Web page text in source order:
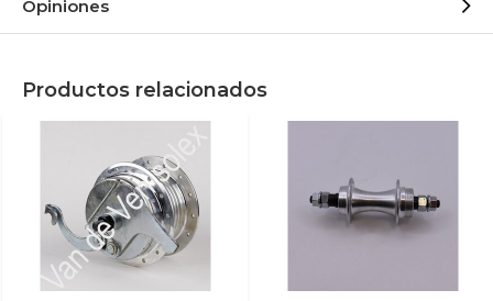
Opiniones
Productos relacionados